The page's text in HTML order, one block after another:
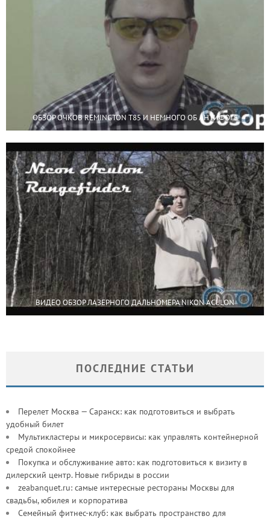
ОБЗОР ОЧКОВ REMINGTON T85 И НЕМНОГО ОБ АНТИФОГЕ
ВИДЕО ОБЗОР ЛАЗЕРНОГО ДАЛЬНОМЕРА NIKON ACULON
ПОСЛЕДНИЕ СТАТЬИ
Перелет Москва — Саранск: как подготовиться и выбрать
удобный билет
Мультикластеры и микросервисы: как управлять контейнерной
средой спокойнее
Покупка и обслуживание авто: как подготовиться к визиту в
дилерский центр. Новые гибриды в россии
zeabanquet.ru: самые интересные рестораны Москвы для
свадьбы, юбилея и корпоратива
Семейный фитнес-клуб: как выбрать пространство для